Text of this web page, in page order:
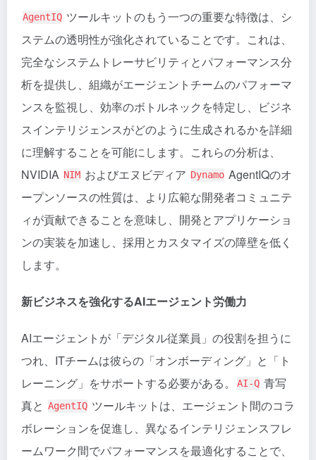
AgentIQ ツールキットのもう一つの重要な特徴は、シ
ステムの透明性が強化されていることです。これは、
完全なシステムトレーサビリティとパフォーマンス分
析を提供し、組織がエージェントチームのパフォーマ
ンスを監視し、効率のボトルネックを特定し、ビジネ
スインテリジェンスがどのように生成されるかを詳細
に理解することを可能にします。これらの分析は、
NVIDIA NIM およびエヌビディア Dynamo AgentIQのオ
ープンソースの性質は、より広範な開発者コミュニテ
ィが貢献できることを意味し、開発とアプリケーショ
ンの実装を加速し、採用とカスタマイズの障壁を低く
します。
新ビジネスを強化するAIエージェント労働力
AIエージェントが「デジタル従業員」の役割を担うに
つれ、ITチームは彼らの「オンボーディング」と「ト
レーニング」をサポートする必要がある。
AI-Q 青写
真と AgentIQ ツールキットは、エージェント間のコラ
ボレーションを促進し、異なるインテリジェンスフレ
ームワーク間でパフォーマンスを最適化することで、